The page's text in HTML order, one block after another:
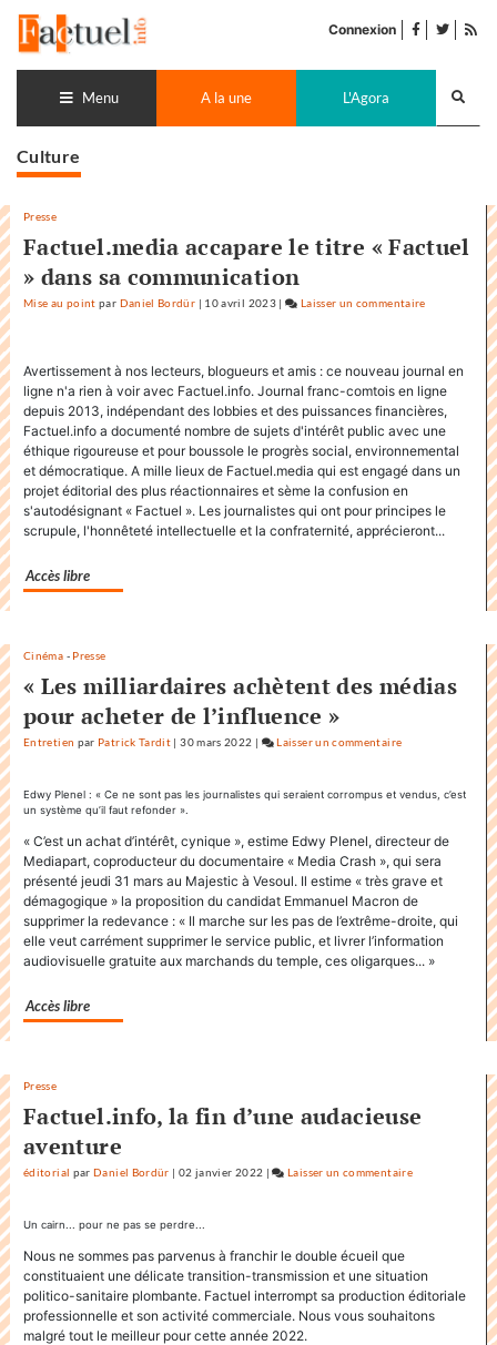
contenu
Connexion facebook
twitter
Menu A la une L'Agora
Culture
Presse
Factuel.media accapare le titre « Factuel
» dans sa communication
Mise au point par Daniel Bordür | 10 avril 2023| Laisser un commentaire
le
titre
«
»
sa
Avertissement à nos lecteurs, blogueurs et amis : ce nouveau journal en
ligne n'a rien à voir avec Factuel.info. Journal franc-comtois en ligne
depuis 2013, indépendant des lobbies et des puissances financières,
Factuel.info a documenté nombre de sujets d'intérêt public avec une
éthique rigoureuse et pour boussole le progrès social, environnemental
et démocratique. A mille lieux de Factuel.media qui est engagé dans un
projet éditorial des plus réactionnaires et sème la confusion en
s'autodésignant « Factuel ». Les journalistes qui ont pour principes le
scrupule, l'honnêteté intellectuelle et la confraternité, apprécieront...
Accès libre
Cinéma - Presse
« Les milliardaires achètent des médias
pour acheter de l’influence »
Entretien par Patrick Tardit |30 mars 2022 | Laisser un commentaire
accapare
titre
«
Factuel
»
dans
Edwy Plenel : « Ce ne sont pas les journalistes qui seraient corrompus et vendus, c’est
un système qu’il faut refonder ».
« C’est un achat d’intérêt, cynique », estime Edwy Plenel, directeur de
Mediapart, coproducteur du documentaire « Media Crash », qui sera
présenté jeudi 31 mars au Majestic à Vesoul. Il estime « très grave et
démagogique » la proposition du candidat Emmanuel Macron de
supprimer la redevance : « Il marche sur les pas de l’extrême-droite, qui
elle veut carrément supprimer le service public, et livrer l’information
audiovisuelle gratuite aux marchands du temple, ces oligarques... »
Accès libre
Presse
Factuel.info, la fin d’une audacieuse
aventure
éditorial parDaniel Bordür | 02 janvier 2022 | Laisser un commentaire
Factuel.media
«
Factuel
Un cairn... pour ne pas se perdre...
Nous ne sommes pas parvenus à franchir le double écueil que
constituaient une délicate transition-transmission et une situation
politico-sanitaire plombante. Factuel interrompt sa production éditoriale
professionnelle et son activité commerciale. Nous vous souhaitons
malgré tout le meilleur pour cette année 2022.